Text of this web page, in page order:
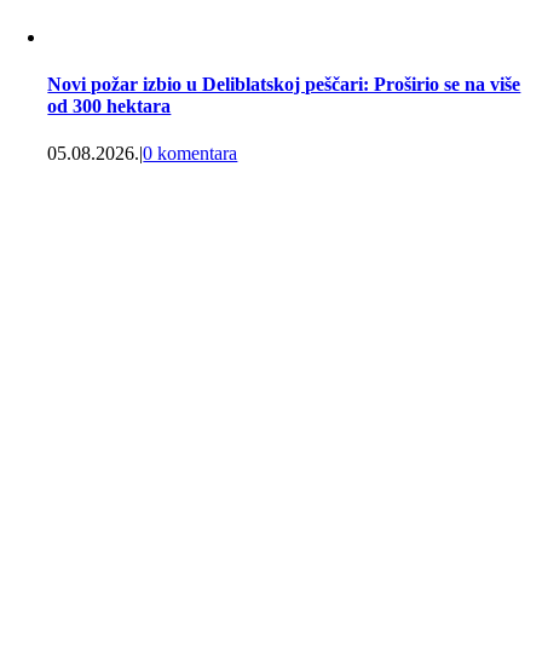
Novi požar izbio u Deliblatskoj peščari: Proširio se na više
od 300 hektara
05.08.2026.|0 komentara